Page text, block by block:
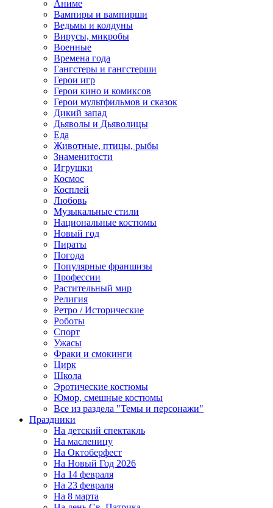
Аниме
Вампиры и вампирши
Ведьмы и колдуны
Вирусы, микробы
Военные
Времена года
Гангстеры и гангстерши
Герои игр
Герои кино и комиксов
Герои мультфильмов и сказок
Дикий запад
Дьяволы и Дьяволицы
Еда
Животные, птицы, рыбы
Знаменитости
Игрушки
Космос
Косплей
Любовь
Музыкальные стили
Национальные костюмы
Новый год
Пираты
Погода
Популярные франшизы
Профессии
Растительный мир
Религия
Ретро / Исторические
Роботы
Спорт
Ужасы
Фраки и смокинги
Цирк
Школа
Эротические костюмы
Юмор, смешные костюмы
Все из раздела "Темы и персонажи"
Праздники
На детский спектакль
На масленицу
На Октоберфест
На Новый Год 2026
На 14 февраля
На 23 февраля
На 8 марта